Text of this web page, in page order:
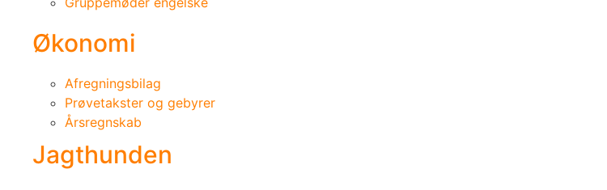
Økonomi
Afregningsbilag
Prøvetakster og gebyrer
Årsregnskab
Jagthunden